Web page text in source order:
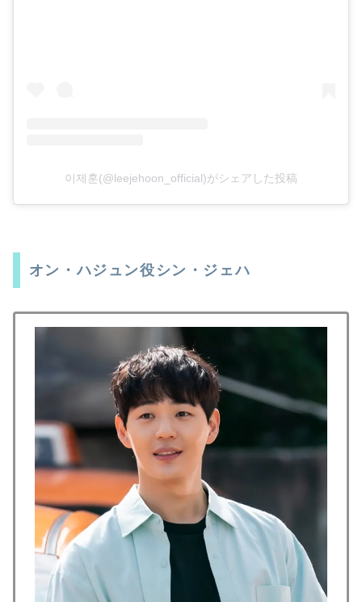
이제훈(@leejehoon_official)がシェアした投稿
オン・ハジュン役シン・ジェハ